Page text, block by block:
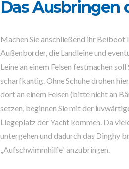
Das Ausbringen
Machen Sie anschließend ihr Beiboot
Außenborder, die Landleine und
Leine an einem Felsen festmachen
scharfkantig. Ohne Schuhe drohen
dort an einem Felsen (bitte nicht an
setzen, beginnen Sie mit der
Liegeplatz der Yacht kommen. Da
untergehen und dadurch das Dinghy
„Aufschwimmhilfe“ anzubringen.